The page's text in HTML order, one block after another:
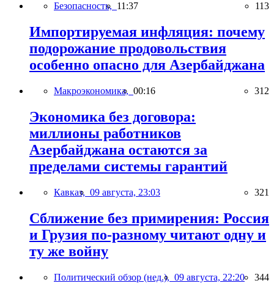
Безопасность, 11:37 113
Импортируемая инфляция: почему
подорожание продовольствия
особенно опасно для Азербайджана
Макроэкономика, 00:16 312
Экономика без договора:
миллионы работников
Азербайджана остаются за
пределами системы гарантий
Кавказ, 09 августа, 23:03 321
Сближение без примирения: Россия
и Грузия по-разному читают одну и
ту же войну
Политический обзор (нед.), 09 августа, 22:20 344